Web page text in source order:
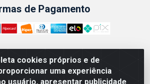
cookies próprios e de
uma experiência
usuário, apresentar publicidade
de Pagamento
ATACADISTA LTDA - CNPJ:
00 - Avenida Lobo Júnior, 1045 -